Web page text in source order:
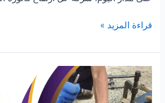
حل
فاتورة
المياه
بالمجمعة
قراءة المزيد »